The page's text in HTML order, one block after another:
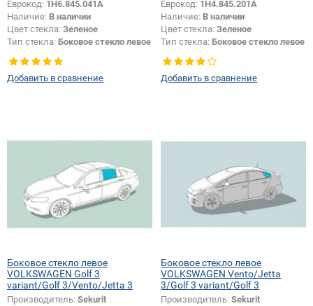
Еврокод: 1H6.845.041A
Наличие: В наличии
Цвет стекла: Зеленое
Тип стекла: Боковое стекло левое
Добавить в сравнение
Еврокод: 1H4.845.201A
Наличие: В наличии
Цвет стекла:Зеленое
Тип стекла: Боковое стекло левое
Добавить в сравнение
Боковое стекло левое
VOLKSWAGEN Golf 3
variant/Golf 3/Vento/Jetta 3
Производитель: Sekurit
Боковое стекло левое
VOLKSWAGEN Vento/Jetta
3/Golf 3 variant/Golf 3
Производитель:Sekurit